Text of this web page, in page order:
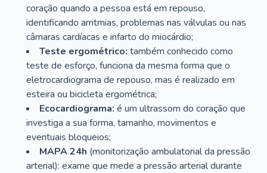
coração quando a pessoa está em repouso,
identificando arritmias, problemas nas válvulas ou nas
câmaras cardíacas e infarto do miocárdio;
Teste ergométrico: também conhecido como
teste de esforço, funciona da mesma forma que o
eletrocardiograma de repouso, mas é realizado em
esteira ou bicicleta ergométrica;
Ecocardiograma: é um ultrassom do coração que
investiga a sua forma, tamanho, movimentos e
eventuais bloqueios;
MAPA 24h (monitorização ambulatorial da pressão
arterial): exame que mede a pressão arterial durante